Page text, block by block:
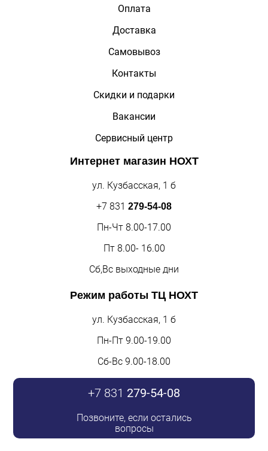
Оплата
Доставка
Самовывоз
Контакты
Скидки и подарки
Вакансии
Сервисный центр
Интернет магазин НОХТ
ул. Кузбасская, 1 б
+7 831 279-54-08
Пн-Чт 8.00-17.00
Пт 8.00- 16.00
Сб,Вс выходные дни
Режим работы ТЦ НОХТ
ул. Кузбасская, 1 б
Пн-Пт 9.00-19.00
Сб-Вс 9.00-18.00
+7 831 279-54-08
Позвоните, если остались
вопросы